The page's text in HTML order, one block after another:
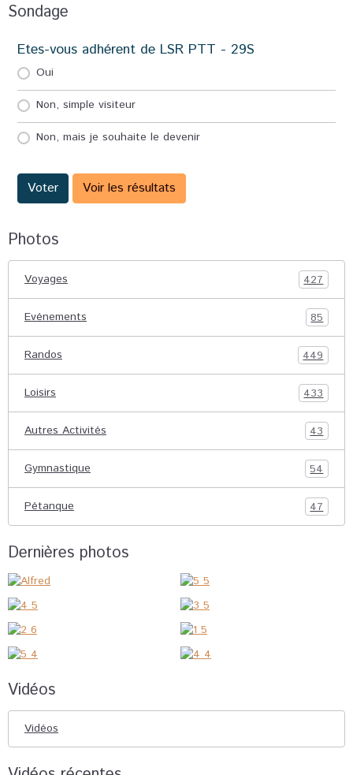
Sondage
Etes-vous adhérent de LSR PTT - 29S
Oui
Non, simple visiteur
Non, mais je souhaite le devenir
Voter Voir les résultats
Photos
Voyages 427
Evénements 85
Randos 449
Loisirs 433
Autres Activités 43
Gymnastique 54
Pétanque 47
Dernières photos
Vidéos
Vidéos